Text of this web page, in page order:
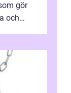
gör
och